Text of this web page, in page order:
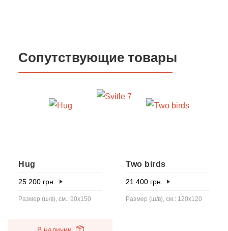
Сопутствующие товары
Hug
25 200 грн.
Размер (ш/в), см.: 90x150
Two birds
21 400 грн.
Размер (ш/в), см.: 120x120